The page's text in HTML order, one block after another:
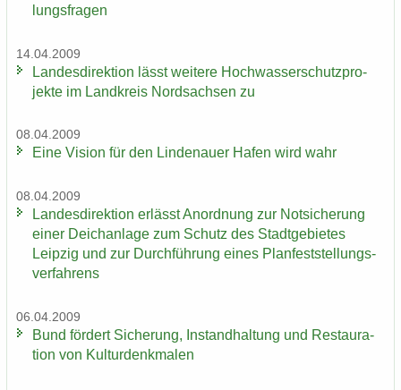
lungs­fra­gen
14.04.2009
Lan­des­di­rek­ti­on lässt wei­te­re Hoch­was­ser­schutz­pro­
jek­te im Land­kreis Nord­sach­sen zu
08.04.2009
Eine Vi­si­on für den Lin­de­nau­er Hafen wird wahr
08.04.2009
Lan­des­di­rek­ti­on er­lässt An­ord­nung zur Not­si­che­rung
einer Deich­an­la­ge zum Schutz des Stadt­ge­bie­tes
Leip­zig und zur Durch­füh­rung eines Plan­fest­stel­lungs­
ver­fah­rens
06.04.2009
Bund för­dert Si­che­rung, In­stand­hal­tung und Re­stau­ra­
ti­on von Kul­tur­denk­ma­len